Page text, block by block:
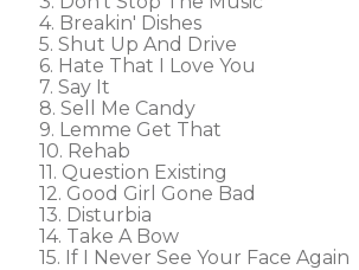
4. Breakin' Dishes
5. Shut Up And Drive
6. Hate That I Love You
7. Say It
8. Sell Me Candy
9. Lemme Get That
10. Rehab
11. Question Existing
12. Good Girl Gone Bad
13. Disturbia
14. Take A Bow
15. If I Never See Your Face Again